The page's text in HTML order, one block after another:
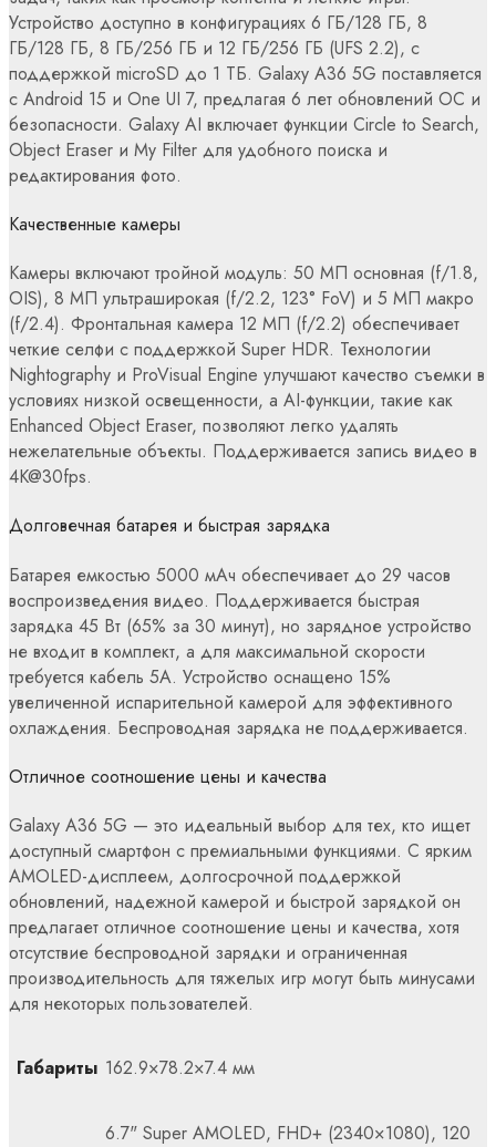
Устройство доступно в конфигурациях 6 ГБ/128 ГБ, 8
ГБ/128 ГБ, 8 ГБ/256 ГБ и 12 ГБ/256 ГБ (UFS 2.2), с
поддержкой microSD до 1 ТБ. Galaxy A36 5G поставляется
с Android 15 и One UI 7, предлагая 6 лет обновлений ОС и
безопасности. Galaxy AI включает функции Circle to Search,
Object Eraser и My Filter для удобного поиска и
редактирования фото.
Качественные камеры
Камеры включают тройной модуль: 50 МП основная (f/1.8,
OIS), 8 МП ультраширокая (f/2.2, 123° FoV) и 5 МП макро
(f/2.4). Фронтальная камера 12 МП (f/2.2) обеспечивает
четкие селфи с поддержкой Super HDR. Технологии
Nightography и ProVisual Engine улучшают качество съемки в
условиях низкой освещенности, а AI-функции, такие как
Enhanced Object Eraser, позволяют легко удалять
нежелательные объекты. Поддерживается запись видео в
4K@30fps.
Долговечная батарея и быстрая зарядка
Батарея емкостью 5000 мАч обеспечивает до 29 часов
воспроизведения видео. Поддерживается быстрая
зарядка 45 Вт (65% за 30 минут), но зарядное устройство
не входит в комплект, а для максимальной скорости
требуется кабель 5A. Устройство оснащено 15%
увеличенной испарительной камерой для эффективного
охлаждения. Беспроводная зарядка не поддерживается.
Отличное соотношение цены и качества
Galaxy A36 5G — это идеальный выбор для тех, кто ищет
доступный смартфон с премиальными функциями. С ярким
AMOLED-дисплеем, долгосрочной поддержкой
обновлений, надежной камерой и быстрой зарядкой он
предлагает отличное соотношение цены и качества, хотя
отсутствие беспроводной зарядки и ограниченная
производительность для тяжелых игр могут быть минусами
для некоторых пользователей.
Габариты 162.9×78.2×7.4 мм
6.7" Super AMOLED, FHD+ (2340×1080), 120